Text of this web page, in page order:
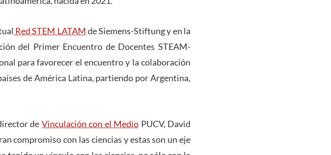
Red STEM LATAM de Siemens-Stiftung y en la
del Primer Encuentro de Docentes STEAM-
para favorecer el encuentro y la colaboración
de América Latina, partiendo por Argentina,
de Vinculación con el Medio PUCV, David
compromiso con las ciencias y estas son un eje